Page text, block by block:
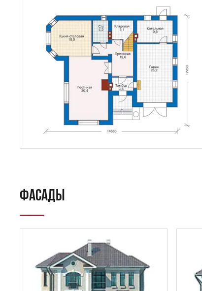
ФАСАДЫ